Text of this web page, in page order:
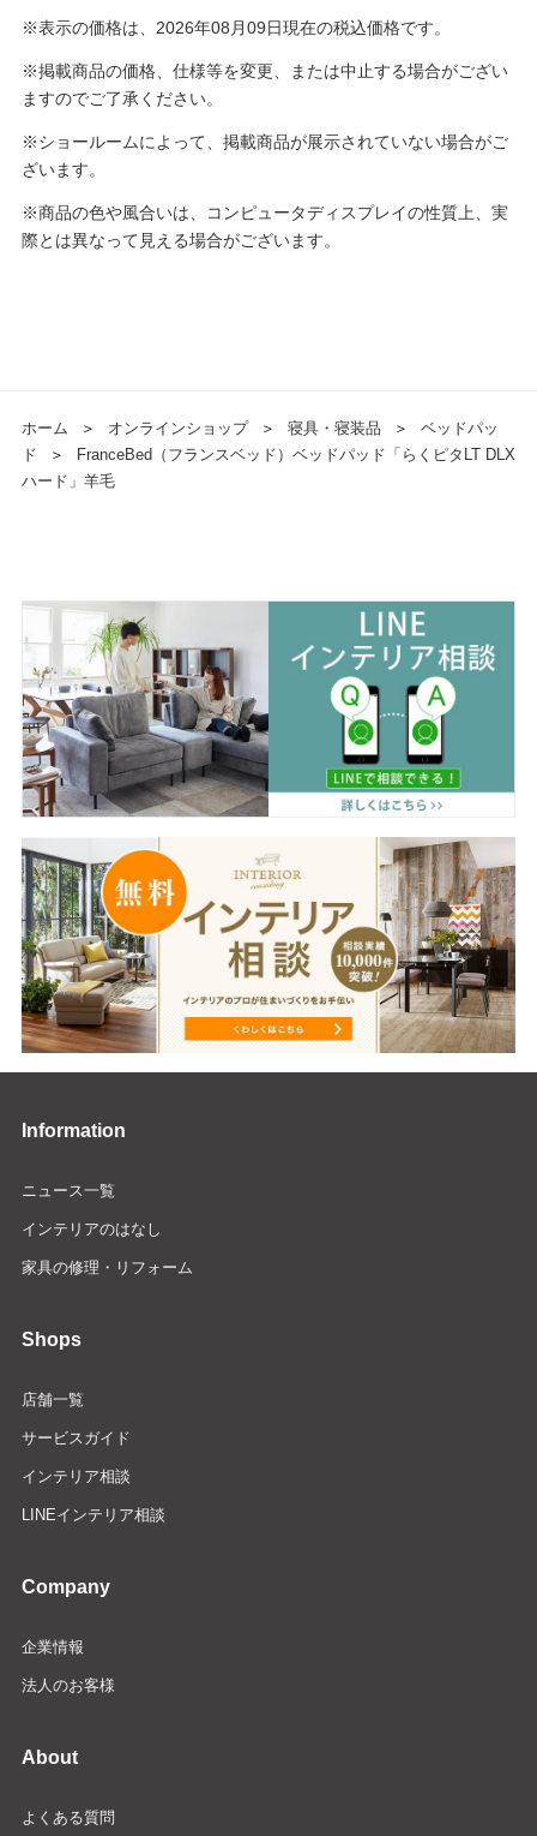
※表示の価格は、2026年08月09日現在の税込価格です。
※掲載商品の価格、仕様等を変更、または中止する場合がござい
ますのでご了承ください。
※ショールームによって、掲載商品が展示されていない場合がご
ざいます。
※商品の色や風合いは、コンピュータディスプレイの性質上、実
際とは異なって見える場合がございます。
ホーム ＞ オンラインショップ ＞ 寝具・寝装品 ＞
ベッドパッ
ド
＞
FranceBed（フランスベッド）ベッドパッド「らくピタLT DLX
ハード」羊毛
Information
ニュース一覧
インテリアのはなし
家具の修理・リフォーム
Shops
店舗一覧
サービスガイド
インテリア相談
LINEインテリア相談
Company
企業情報
法人のお客様
About
よくある質問